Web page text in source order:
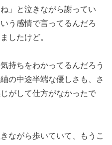
」と泣きながら謝ってい
う感情で言ってるんだろ
したけど。
持ちをわかってるんだろう
の中途半端な優しさも、さ
がして仕方がなかったで
ながら歩いていて、もうこ